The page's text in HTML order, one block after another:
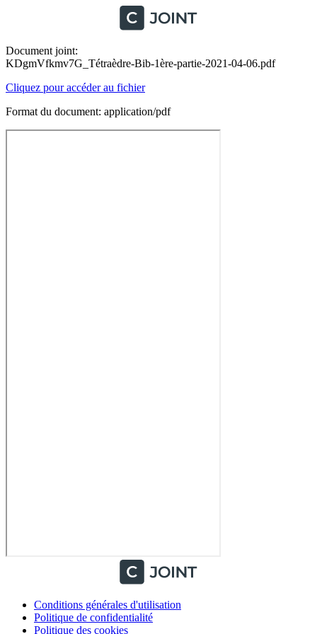
Document joint:
KDgmVfkmv7G_Tétraèdre-Bib-1ère-partie-2021-04-06.pdf
Cliquez pour accéder au fichier
Format du document: application/pdf
Conditions générales d'utilisation
Politique de confidentialité
Politique des cookies